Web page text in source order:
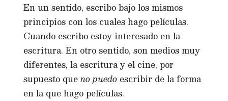
En un sentido, escribo bajo los mismos
principios con los cuales hago películas.
Cuando escribo estoy interesado en la
escritura. En otro sentido, son medios muy
diferentes, la escritura y el cine, por
supuesto queno puedo escribir de la forma
en la que hago películas.